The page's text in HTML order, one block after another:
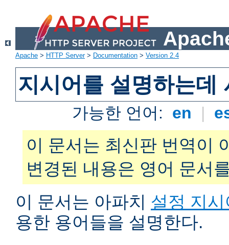
Apache > HTTP Server> Documentation > Version 2.4
지시어를 설명하는데
가능한 언어: en |
이 문서는 최신판 번역이
변경된 내용은 영어 문서
이 문서는 아파치 설정 지시
용한 용어들을 설명한다.